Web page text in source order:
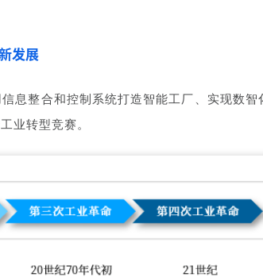
发展
息整合和控制系统打造智能工厂、实现数智
业转型竞赛。